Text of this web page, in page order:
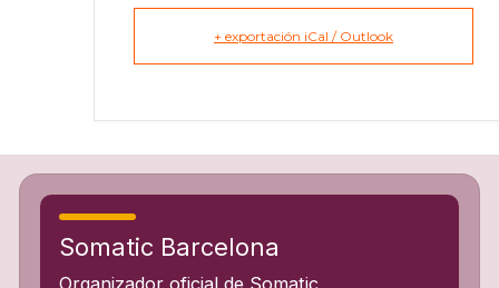
+ exportación iCal / Outlook
Somatic Barcelona